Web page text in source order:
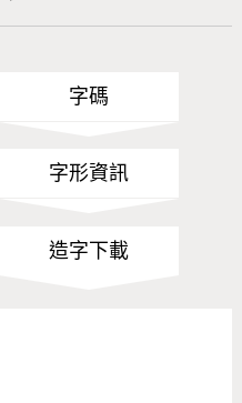
字碼
字形資訊
造字下載